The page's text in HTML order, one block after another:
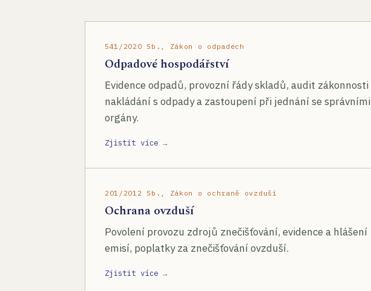
541/2020 Sb., Zákon o odpadech
Odpadové hospodářství
Evidence odpadů, provozní řády skladů, audit zákonnosti
nakládání s odpady a zastoupení při jednání se správními
orgány.
Zjistit více →
201/2012 Sb., Zákon o ochraně ovzduší
Ochrana ovzduší
Povolení provozu zdrojů znečišťování, evidence a hlášení
emisí, poplatky za znečišťování ovzduší.
Zjistit více →